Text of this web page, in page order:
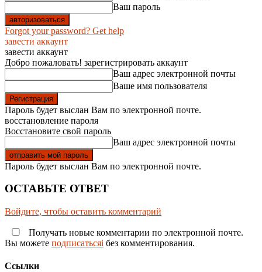
Ваш пароль
Forgot your password? Get help
завести аккаунт
завести аккаунт
Добро пожаловать! зарегистрировать аккаунт
Ваш адрес электронной почты
Ваше имя пользователя
Пароль будет выслан Вам по электронной почте.
восстановление пароля
Восстановите свой пароль
Ваш адрес электронной почты
Пароль будет выслан Вам по электронной почте.
ОСТАВЬТЕ ОТВЕТ
Войдите, чтобы оставить комментарий
Получать новые комментарии по электронной почте.
Вы можете подписатьсяi без комментирования.
Ссылки